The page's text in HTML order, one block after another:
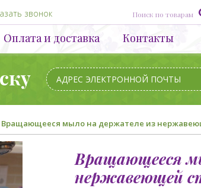
звонок
Оплата и доставка Контакты
Вращающееся мыло на держателе из
Вращающееся
нержавеющей